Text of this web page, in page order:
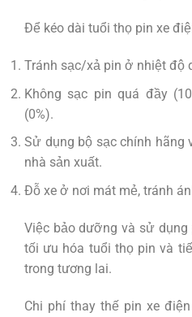
Để kéo dài tuổi thọ pin xe
Tránh sạc/xả pin ở nhiệt độ
Không sạc pin quá đầy
(0%).
Sử dụng bộ sạc chính hãng
nhà sản xuất.
Đỗ xe ở nơi mát mẻ, tránh
Việc bảo dưỡng và sử
tối ưu hóa tuổi thọ pin và
trong tương lai.
Chi phí thay thế pin xe